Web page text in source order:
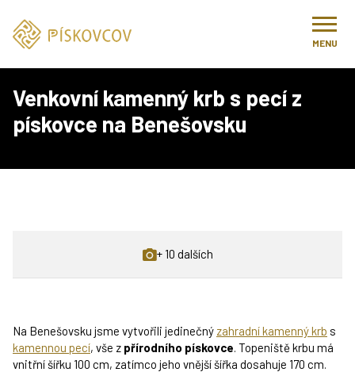
MENU
Úvod Realizace
Zahradní kamenné kuchyně
Venkovní kamenný krb s pecí z pískovce na Benešovsku
Venkovní kamenný krb s pecí z
pískovce na Benešovsku
+ 10 dalších
Na Benešovsku jsme vytvořili jedinečný zahradní kamenný krb s
kamennou pecí, vše z přírodního pískovce. Topeniště krbu má
vnitřní šířku 100 cm, zatímco jeho vnější šířka dosahuje 170 cm.